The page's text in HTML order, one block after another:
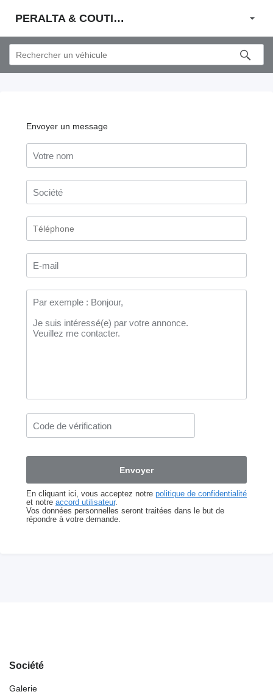
PERALTA & COUTINHO S.A.
Envoyer un message
En cliquant ici, vous acceptez notre politique de confidentialité
et notre accord utilisateur.
Vos données personnelles seront traitées dans le but de
répondre à votre demande.
Société
Galerie